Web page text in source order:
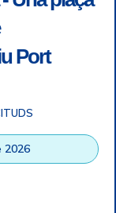
Port
2026